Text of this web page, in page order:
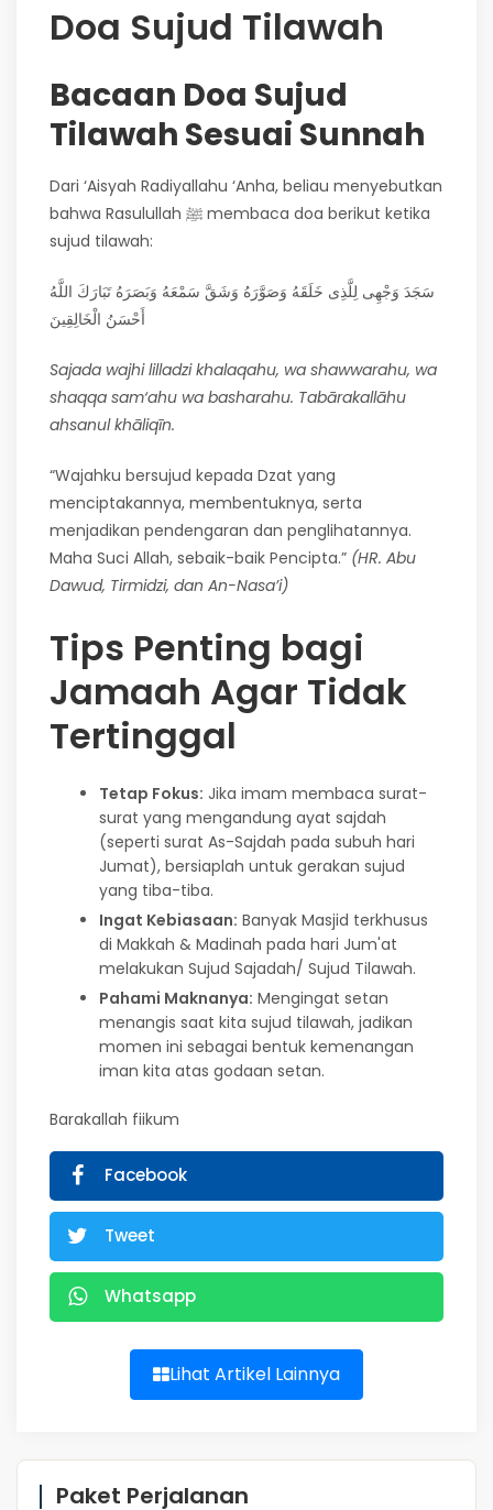
Doa Sujud Tilawah
Bacaan Doa Sujud
Tilawah Sesuai Sunnah
Dari ‘Aisyah Radiyallahu ‘Anha, beliau menyebutkan
bahwa Rasulullah ﷺ membaca doa berikut ketika
sujud tilawah:
سَجَدَ وَجْهِى لِلَّذِى خَلَقَهُ وَصَوَّرَهُ وَشَقَّ سَمْعَهُ وَبَصَرَهُ تَبَارَكَ اللَّهُ
أَحْسَنُ الْخَالِقِينَ
Sajada wajhi lilladzi khalaqahu, wa shawwarahu, wa
shaqqa sam‘ahu wa basharahu. Tabārakallāhu
ahsanul khāliqīn.
“Wajahku bersujud kepada Dzat yang
menciptakannya, membentuknya, serta
menjadikan pendengaran dan penglihatannya.
Maha Suci Allah, sebaik-baik Pencipta.” (HR. Abu
Dawud, Tirmidzi, dan An-Nasa’i)
Tips Penting bagi
Jamaah Agar Tidak
Tertinggal
Tetap Fokus: Jika imam membaca surat-
surat yang mengandung ayat sajdah
(seperti surat As-Sajdah pada subuh hari
Jumat), bersiaplah untuk gerakan sujud
yang tiba-tiba.
Ingat Kebiasaan: Banyak Masjid terkhusus
di Makkah & Madinah pada hari Jum'at
melakukan Sujud Sajadah/ Sujud Tilawah.
Pahami Maknanya: Mengingat setan
menangis saat kita sujud tilawah, jadikan
momen ini sebagai bentuk kemenangan
iman kita atas godaan setan.
Barakallah fiikum
Facebook
Tweet
Whatsapp
Lihat Artikel Lainnya
Paket Perjalanan